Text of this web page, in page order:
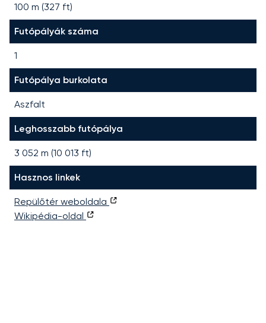
100 m (327 ft)
Futópályák száma
1
Futópálya burkolata
Aszfalt
Leghosszabb futópálya
3 052 m (10 013 ft)
Hasznos linkek
Repülőtér weboldala
Wikipédia-oldal